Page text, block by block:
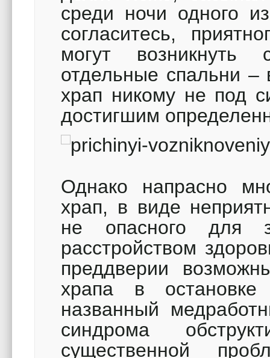
среди ночи одного
согласитесь,
могут
отдельные спальни
храп никому не под
достигшим
Однако напрасно
храп, в виде
не опасного для
расстройством
преддверии
храпа в
названный
синдрома
существенной